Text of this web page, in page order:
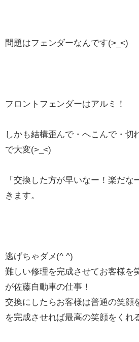
問題はフェンダーなんです(>_<)
フロントフェンダーはアルミ！
しかも結構歪んで・へこんで・切
で大変(>_<)
「交換した方が早いなー！楽だ
きます。
逃げちゃダメ(^ ^)
難しい修理を完成させてお客様を
が佐藤自動車の仕事！
交換にしたらお客様は普通の笑顔
を完成させれば最高の笑顔をくれ